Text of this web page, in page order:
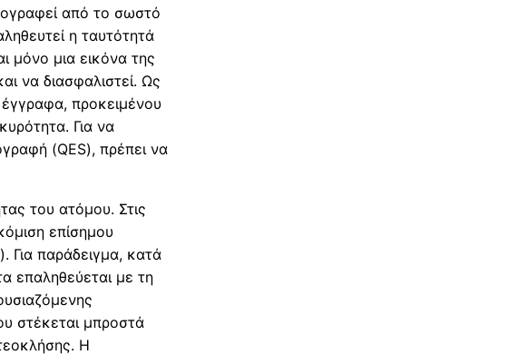
από το σωστό
η ταυτότητά
μόνο μια εικόνα της
να διασφαλιστεί. Ως
έγγραφα, προκειμένου
Για να
(QES), πρέπει να
του ατόμου. Στις
επίσημου
Για παράδειγμα, κατά
επαληθεύεται με τη
στέκεται μπροστά
Η